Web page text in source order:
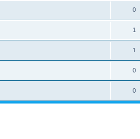
0
1
1
0
0